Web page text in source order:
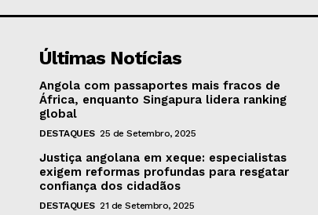
Últimas Notícias
Angola com passaportes mais fracos de
África, enquanto Singapura lidera ranking
global
DESTAQUES 25 de Setembro, 2025
Justiça angolana em xeque: especialistas
exigem reformas profundas para resgatar
confiança dos cidadãos
DESTAQUES 21 de Setembro, 2025